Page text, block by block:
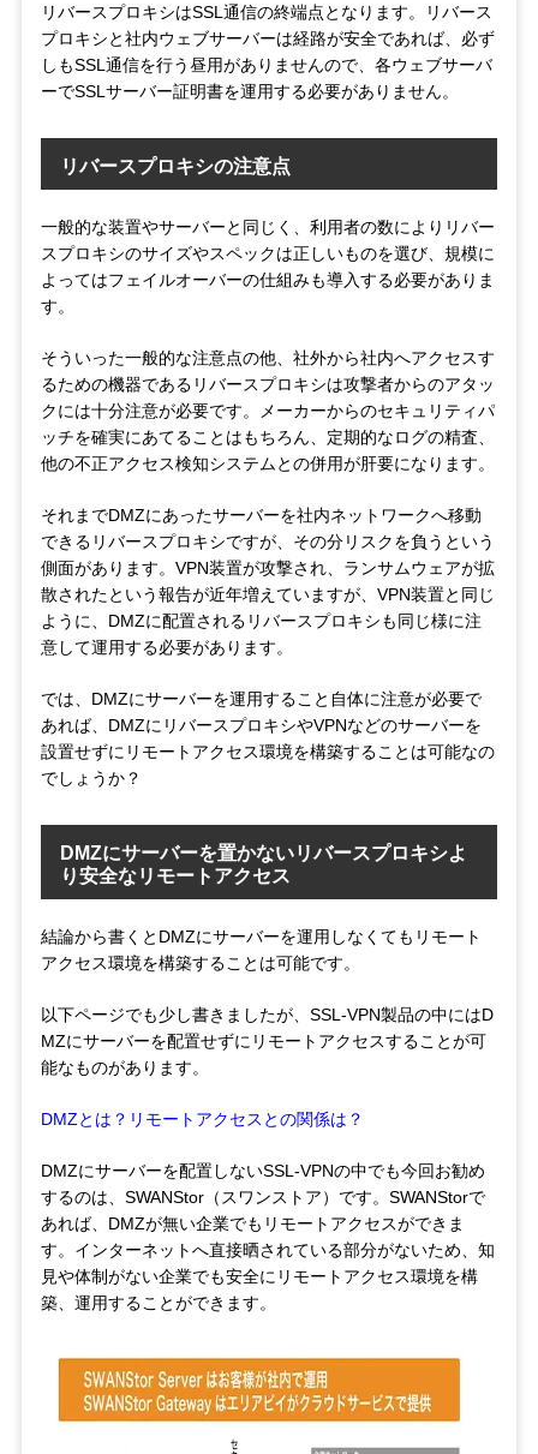
リバースプロキシはSSL通信の終端点となります。リバース
プロキシと社内ウェブサーバーは経路が安全であれば、必ず
しもSSL通信を行う昼用がありませんので、各ウェブサーバ
ーでSSLサーバー証明書を運用する必要がありません。
リバースプロキシの注意点
一般的な装置やサーバーと同じく、利用者の数によりリバー
スプロキシのサイズやスペックは正しいものを選び、規模に
よってはフェイルオーバーの仕組みも導入する必要がありま
す。
そういった一般的な注意点の他、社外から社内へアクセスす
るための機器であるリバースプロキシは攻撃者からのアタッ
クには十分注意が必要です。メーカーからのセキュリティパ
ッチを確実にあてることはもちろん、定期的なログの精査、
他の不正アクセス検知システムとの併用が肝要になります。
それまでDMZにあったサーバーを社内ネットワークへ移動
できるリバースプロキシですが、その分リスクを負うという
側面があります。VPN装置が攻撃され、ランサムウェアが拡
散されたという報告が近年増えていますが、VPN装置と同じ
ように、DMZに配置されるリバースプロキシも同じ様に注
意して運用する必要があります。
では、DMZにサーバーを運用すること自体に注意が必要で
あれば、DMZにリバースプロキシやVPNなどのサーバーを
設置せずにリモートアクセス環境を構築することは可能なの
でしょうか？
DMZにサーバーを置かないリバースプロキシよ
り安全なリモートアクセス
結論から書くとDMZにサーバーを運用しなくてもリモート
アクセス環境を構築することは可能です。
以下ページでも少し書きましたが、SSL-VPN製品の中にはD
MZにサーバーを配置せずにリモートアクセスすることが可
能なものがあります。
DMZとは？リモートアクセスとの関係は？
DMZにサーバーを配置しないSSL-VPNの中でも今回お勧め
するのは、SWANStor（スワンストア）です。SWANStorで
あれば、DMZが無い企業でもリモートアクセスができま
す。インターネットへ直接晒されている部分がないため、知
見や体制がない企業でも安全にリモートアクセス環境を構
築、運用することができます。